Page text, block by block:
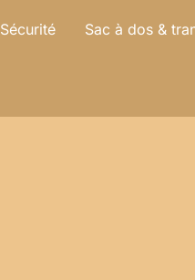
Sécurité Sac à dos &